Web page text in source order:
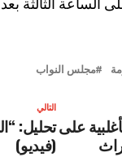
مجلس النواب
التالي
تحليل:
(فيديو)
على